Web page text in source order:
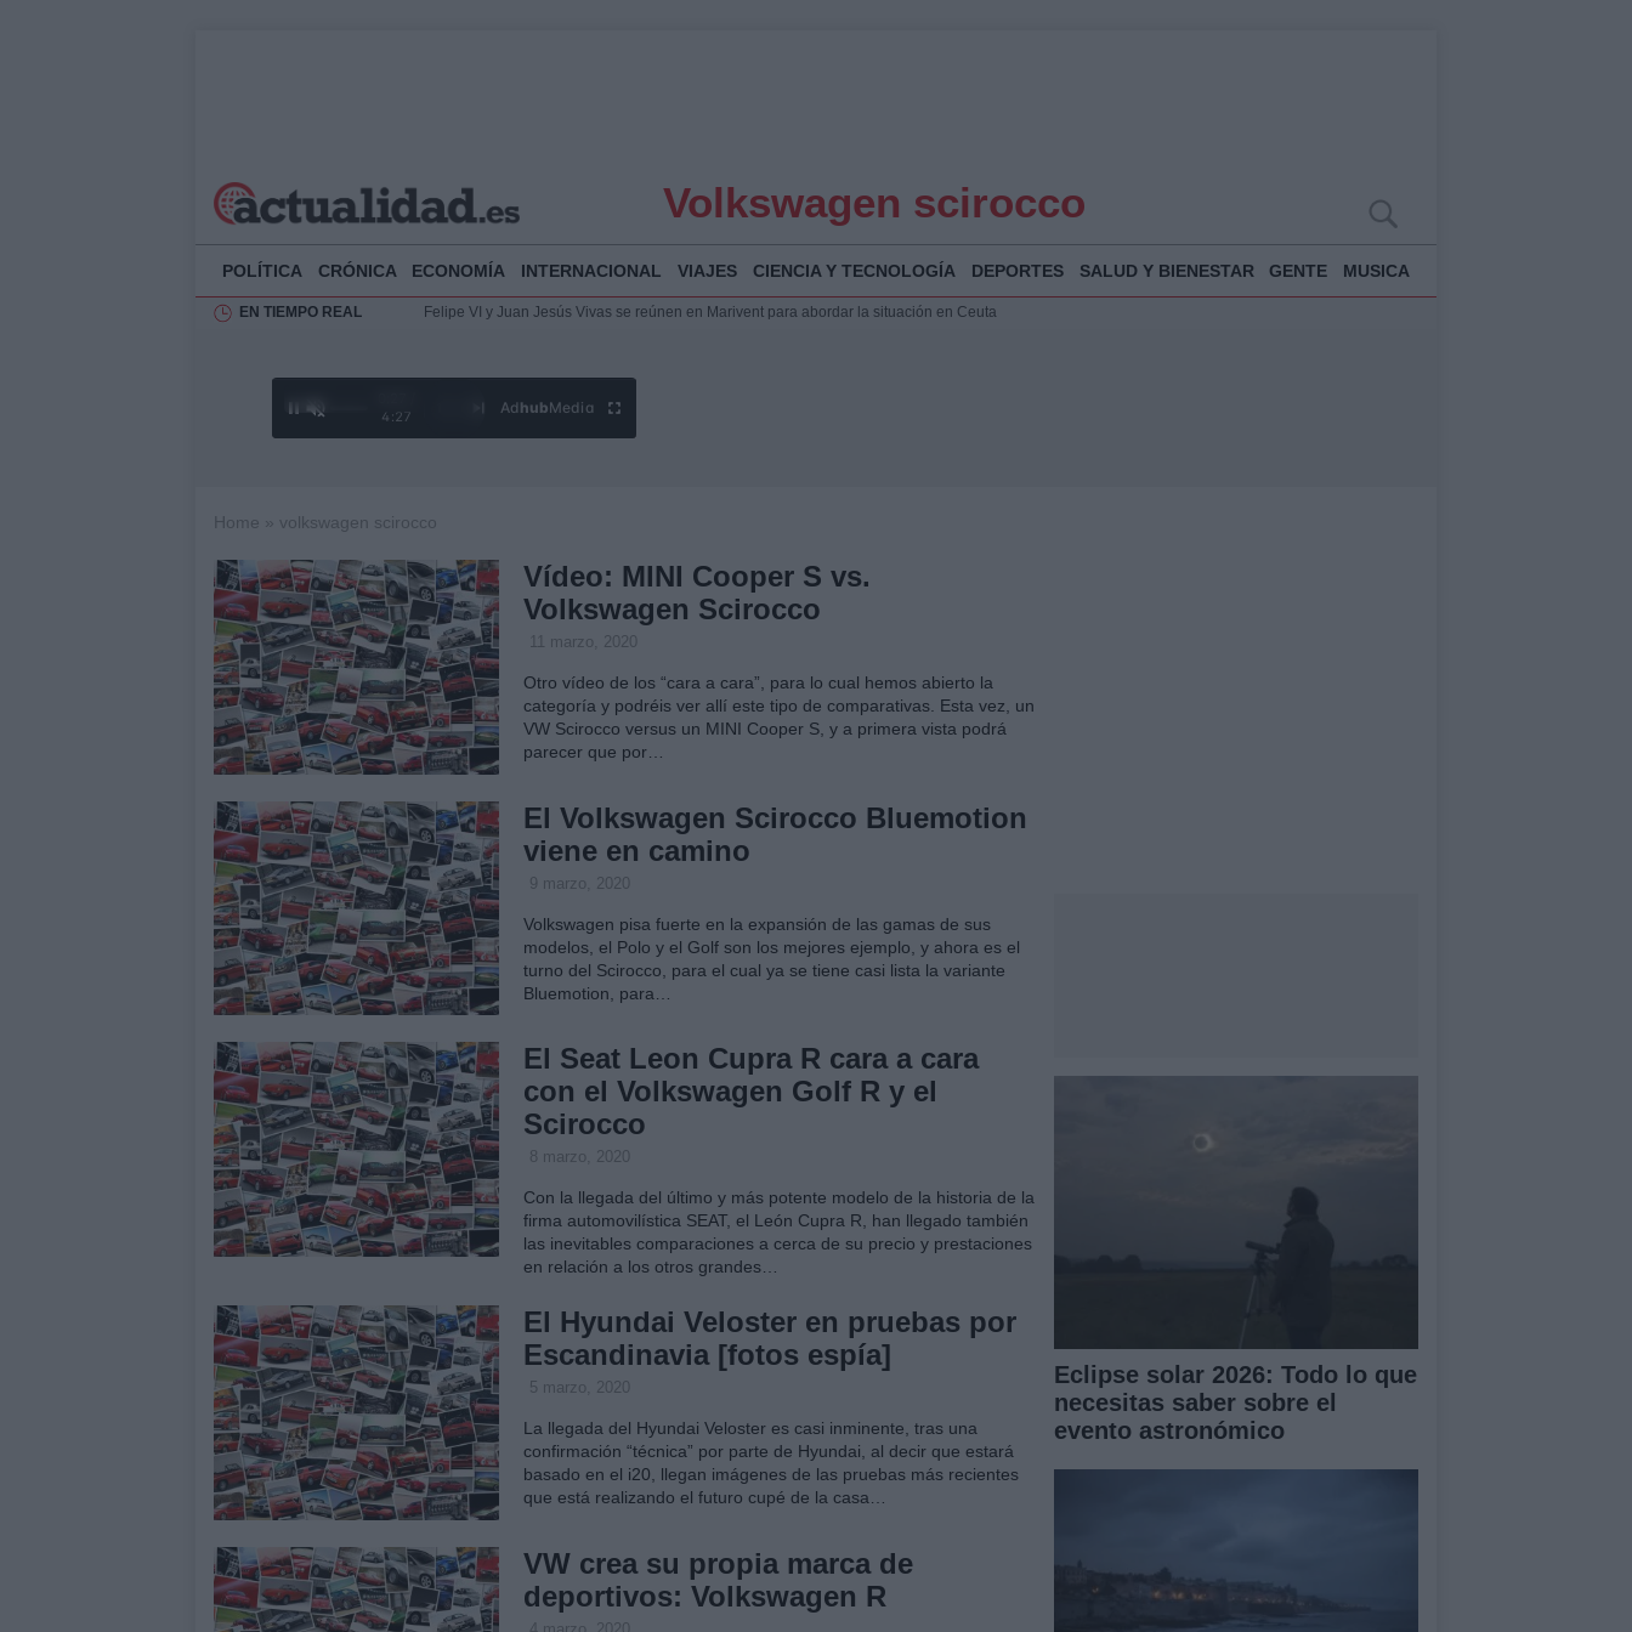
Volkswagen scirocco
POLÍTICA CRÓNICA ECONOMÍA INTERNACIONAL VIAJES CIENCIA Y TECNOLOGÍA DEPORTES SALUD Y BIENESTAR GENTE MUSICA
EN TIEMPO REAL
Análisis de la respuesta del Gobierno ante la crisis migratoria en Ceuta
4:27
Ad hubMedia
Home » volkswagen scirocco
Vídeo: MINI Cooper S vs.
Volkswagen Scirocco
11 marzo, 2020
Otro vídeo de los “cara a cara”, para lo cual hemos abierto la
categoría y podréis ver allí este tipo de comparativas. Esta vez, un
VW Scirocco versus un MINI Cooper S, y a primera vista podrá
parecer que por…
El Volkswagen Scirocco Bluemotion
viene en camino
9 marzo, 2020
Volkswagen pisa fuerte en la expansión de las gamas de sus
modelos, el Polo y el Golf son los mejores ejemplo, y ahora es el
turno del Scirocco, para el cual ya se tiene casi lista la variante
Bluemotion, para…
El Seat Leon Cupra R cara a cara
con el Volkswagen Golf R y el
Scirocco
8 marzo, 2020
Con la llegada del último y más potente modelo de la historia de la
firma automovilística SEAT, el León Cupra R, han llegado también
las inevitables comparaciones a cerca de su precio y prestaciones
en relación a los otros grandes…
El Hyundai Veloster en pruebas por
Escandinavia [fotos espía]
5 marzo, 2020
La llegada del Hyundai Veloster es casi inminente, tras una
confirmación “técnica” por parte de Hyundai, al decir que estará
basado en el i20, llegan imágenes de las pruebas más recientes
que está realizando el futuro cupé de la casa…
VW crea su propia marca de
deportivos: Volkswagen R
Eclipse solar 2026: Todo lo que
necesitas saber sobre el
evento astronómico